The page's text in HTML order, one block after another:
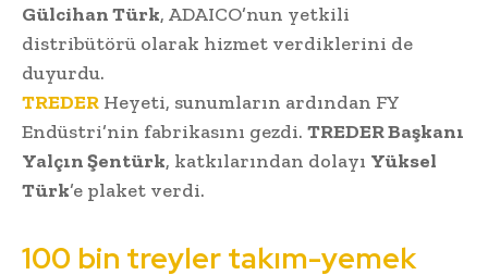
Gülcihan Türk, ADAICO’nun yetkili
distribütörü olarak hizmet verdiklerini de
duyurdu.
TREDER Heyeti, sunumların ardından FY
Endüstri’nin fabrikasını gezdi. TREDER Başkanı
Yalçın Şentürk, katkılarından dolayı Yüksel
Türk’e plaket verdi.
100 bin treyler takım-yemek